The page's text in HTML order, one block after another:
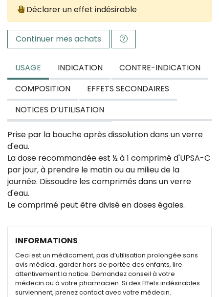
Déclarer un effet indésirable
Continuer mes achats
USAGE INDICATION
CONTRE-INDICATION
COMPOSITION
EFFETS SECONDAIRES
NOTICES D’UTILISATION
Prise par la bouche après dissolution dans un verre
d'eau.
La dose recommandée est ½ à 1 comprimé d'UPSA-C
par jour, à prendre le matin ou au milieu de la
journée. Dissoudre les comprimés dans un verre
d'eau.
Le comprimé peut être divisé en doses égales.
INFORMATIONS
Ceci est un médicament, pas d’utilisation prolongée sans
avis médical, garder hors de portée des enfants, lire
attentivement la notice. Demandez conseil à votre
médecin ou à votre pharmacien. Si des Effets indésirables
surviennent, prenez contact avec votre médecin.